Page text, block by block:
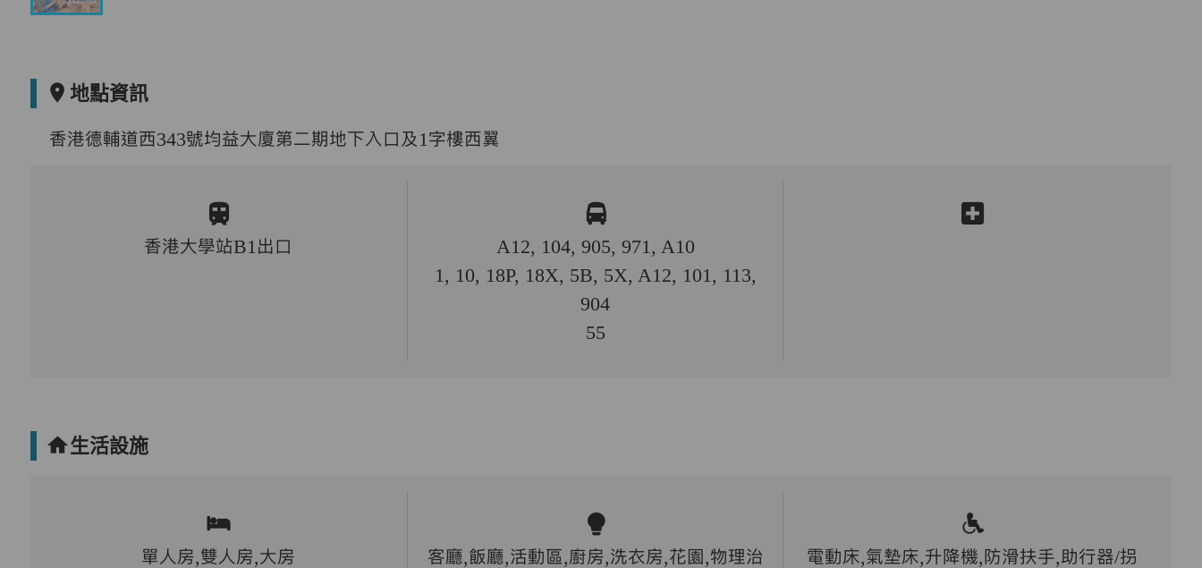
地點資訊
香港德輔道西343號均益大廈第二期地下入口及1字樓西翼
香港大學站B1出口
A12, 104, 905, 971, A10
1, 10, 18P, 18X, 5B, 5X, A12, 101, 113,
904
55
生活設施
單人房,雙人房,大房
客廳,飯廳,活動區,廚房,洗衣房,花園,物理治
電動床,氣墊床,升降機,防滑扶手,助行器/拐